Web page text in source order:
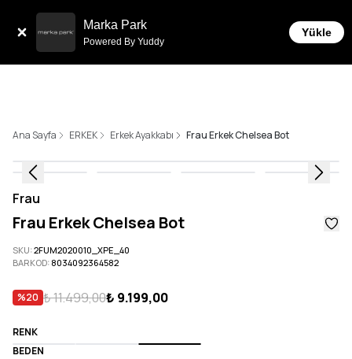
Marka Park
Powered By Yuddy
Yükle
Ana Sayfa ERKEK Erkek Ayakkabı Frau Erkek Chelsea Bot
Frau
Frau Erkek Chelsea Bot
SKU:2FUM2020010_XPE_40
BARKOD: 8034092364582
%20 ₺ 11.499,00₺ 9.199,00
RENK
BEDEN